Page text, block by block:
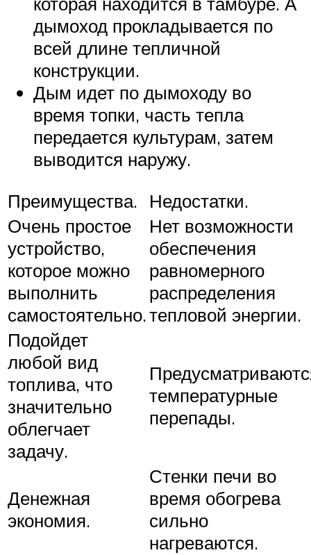
дымоход прокладывается по
всей длине тепличной
конструкции.
Дым идет по дымоходу во
время топки, часть тепла
передается культурам, затем
выводится наружу.
Преимущества.
Недостатки.
Очень простое
устройство,
которое можно
выполнить
самостоятельно.
Нет возможности
обеспечения
равномерного
распределения
тепловой энергии.
Подойдет
любой вид
топлива, что
значительно
облегчает
задачу.
температурные
перепады.
Денежная
экономия.
Стенки печи во
время обогрева
сильно
нагреваются.